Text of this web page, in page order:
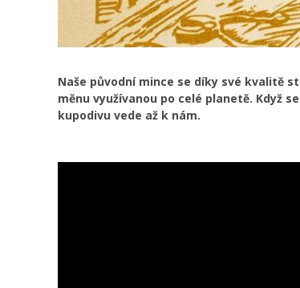
Naše původní mince se díky své kvalitě
měnu využívanou po celé planetě. Když
kupodivu vede až k nám.